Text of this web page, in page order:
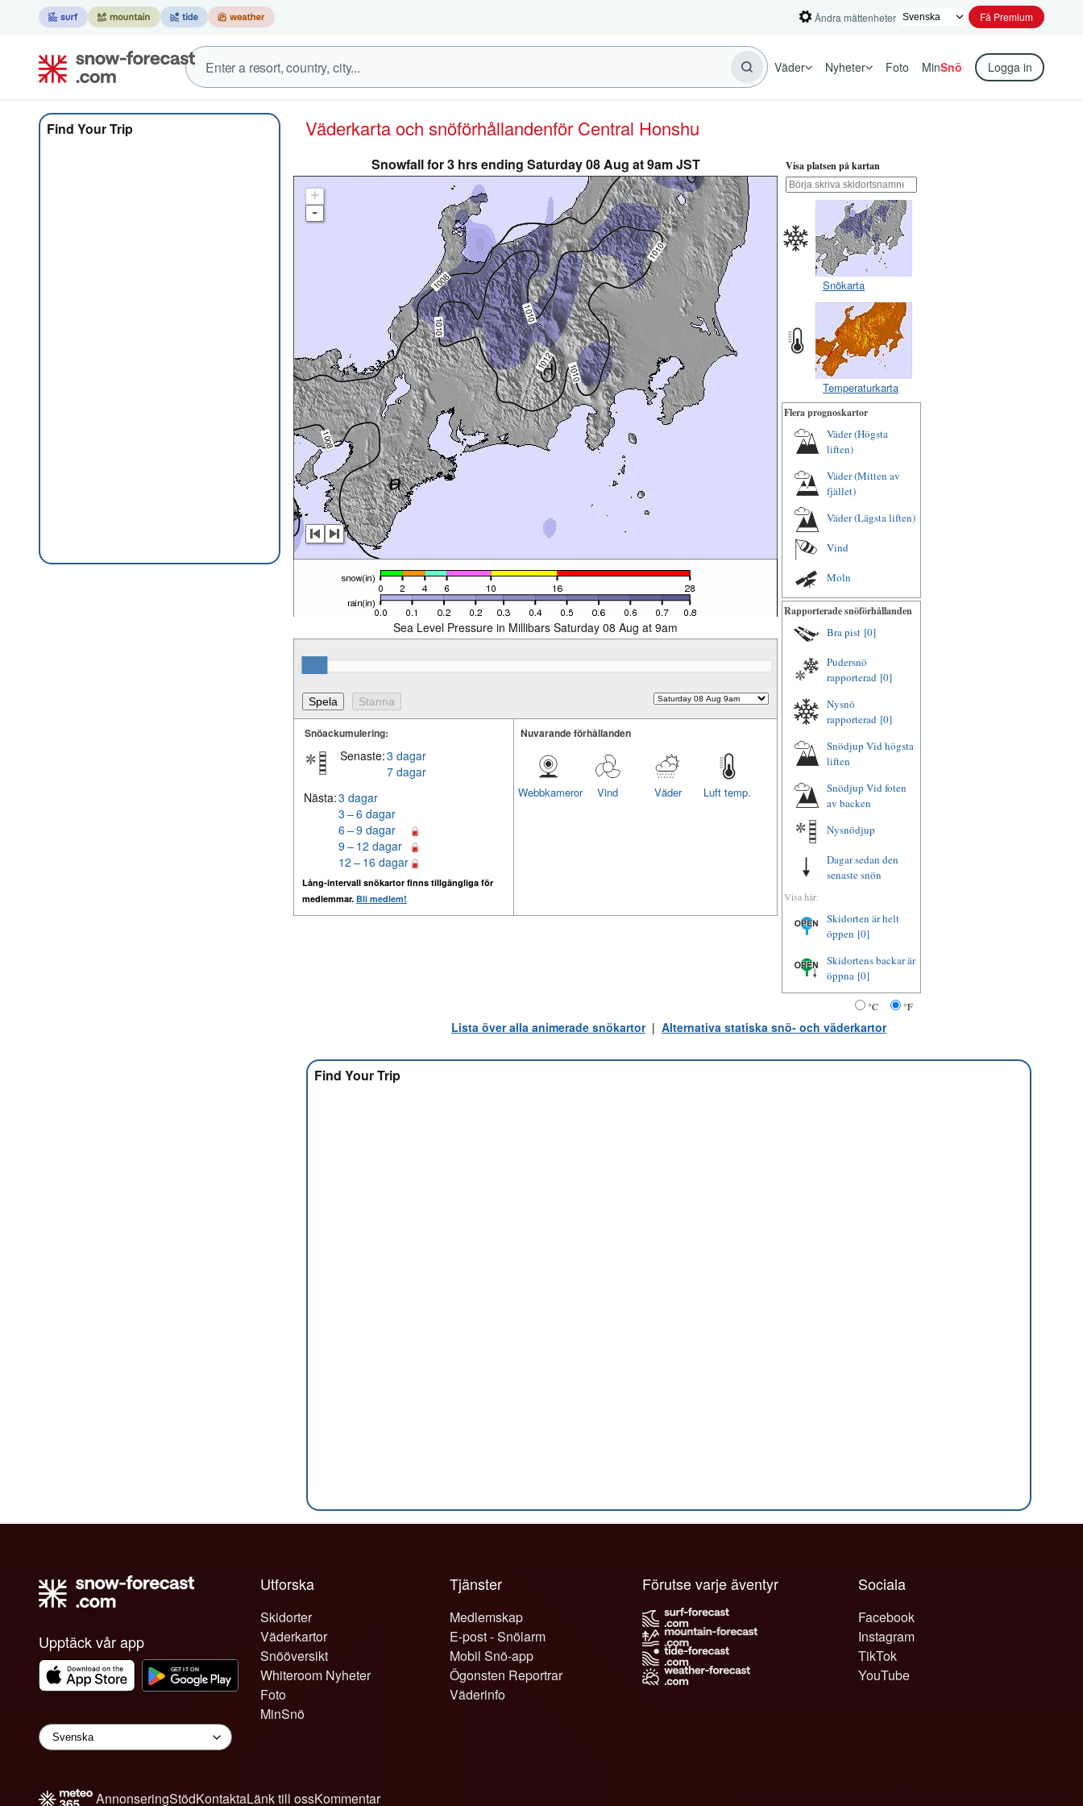
Ändra måttenheter Få Premium
Väder Nyheter Foto MinSnö Logga in
Find Your Trip Väderkarta och snöförhållandenför Central Honshu
Snowfall for 3 hrs ending Saturday 08 Aug at 9am JST
+
-
Sea Level Pressure in Millibars Saturday 08 Aug at 9am
Snöackumulering:
Senaste:3 dagar
7 dagar
Nästa:3 dagar
3 – 6 dagar
6 – 9 dagar
9 – 12 dagar
12 – 16 dagar
Lång-intervall snökartor finns tillgängliga för
medlemmar. Bli medlem!
Nuvarande förhållanden
Luft temp.
Väder
Vind
Webbkameror
Visa platsen på kartan
Snökarta
Temperaturkarta
Flera prognoskartor
Väder (Högsta
liften)
Väder (Mitten av
fjället)
Väder (Lägsta liften)
Vind
Moln
Rapporterade snöförhållanden
Bra pist [0]
Pudersnö
rapporterad [0]
Nysnö
rapporterad [0]
Snödjup Vid högsta
liften
Snödjup Vid foten
av backen
Nysnödjup
Dagar sedan den
senaste snön
Visa här:
Skidorten är helt
öppen [0]
Skidortens backar är
öppna [0]
°C °F
Lista över alla animerade snökartor| Alternativa statiska snö- och väderkartor
Find Your Trip
Upptäck vår app
Utforska
Skidorter
Väderkartor
Snööversikt
Whiteroom Nyheter
Foto
MinSnö
Tjänster
Medlemskap
E-post - Snölarm
Mobil Snö-app
Ögonsten Reportrar
Väderinfo
Sociala
Facebook
Instagram
TikTok
YouTube
Förutse varje äventyr
AnnonseringStödKontaktaLänk till ossKommentar